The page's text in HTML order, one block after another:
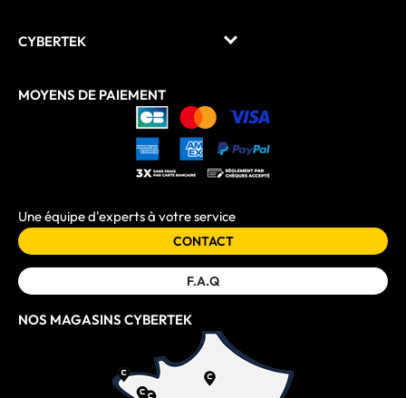
CYBERTEK
MOYENS DE PAIEMENT
Une équipe d'experts à votre service
CONTACT
F.A.Q
NOS MAGASINS CYBERTEK